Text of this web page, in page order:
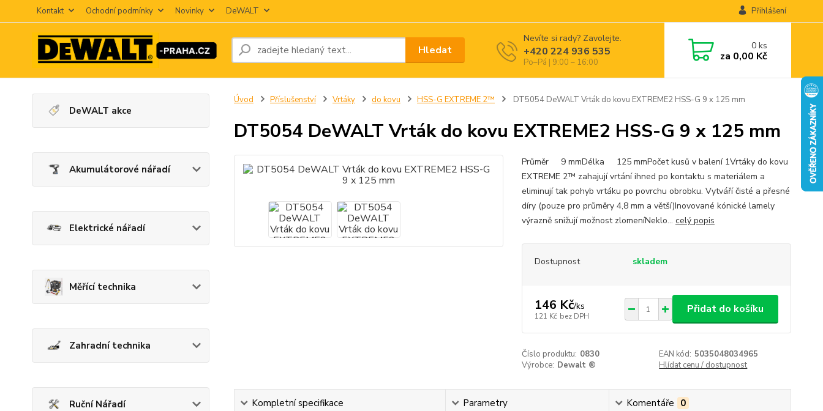
Kontakt Ochodní podmínky Novinky DeWALT Přihlášení
Hledat
Nevíte si rady? Zavolejte.
+420 224 936 535
Po–Pá | 9:00 – 16:00
0ks
za 0,00 Kč
DeWALT akce
Akumulátorové nářadí
Elektrické nářadí
Měřící technika
Zahradní technika
Ruční Nářadí
Úvod Příslušenství Vrtáky do kovu HSS-G EXTREME 2™ DT5054 DeWALT Vrták do kovu EXTREME2 HSS-G 9 x 125 mm
DT5054 DeWALT Vrták do kovu EXTREME2 HSS-G 9 x 125 mm
Průměr 9 mmDélka 125 mmPočet kusů v balení 1Vrtáky do kovu
EXTREME 2™ zahajují vrtání ihned po kontaktu s materiálem a
eliminují tak pohyb vrtáku po povrchu obrobku. Vytváří čisté a přesné
díry (pouze pro průměry 4,8 mm a větší)Inovované kónické lamely
výrazně snižují možnost zlomeníNeklo... celý popis
Dostupnost skladem
146 Kč/ks
121 Kč bez DPH
Přidat do košíku
Číslo produktu: 0830 EAN kód: 5035048034965
Výrobce: Dewalt ® Hlídat cenu / dostupnost
Kompletní specifikace Parametry Komentáře 0